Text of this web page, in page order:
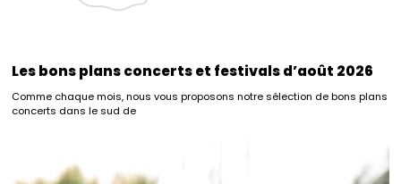
Les bons plans concerts et festivals d’août 2026
Comme chaque mois, nous vous proposons notre sélection de bons plans
concerts dans le sud de